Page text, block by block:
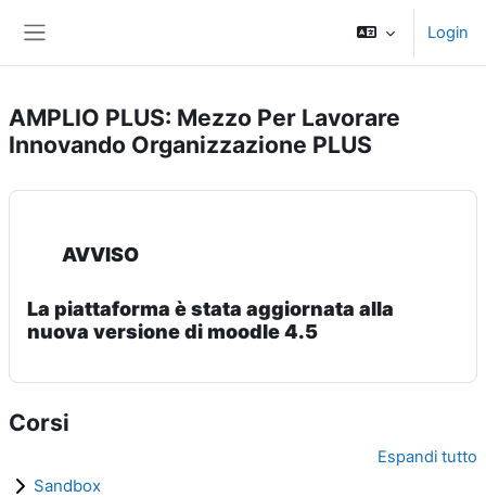
Login
AMPLIO PLUS: Mezzo Per Lavorare
Innovando Organizzazione PLUS
AVVISO
La piattaforma è stata aggiornata alla
nuova versione di moodle 4.5
Corsi
Espandi tutto
Sandbox